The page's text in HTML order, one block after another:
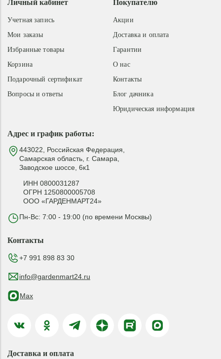
Адрес и график работы:
443022, Российская Федерация,
Самарская область, г. Самара,
Заводское шоссе, 6к1
ИНН 0800031287
ОГРН 1250800005708
ООО «ГАРДЕНМАРТ24»
Пн-Вс: 7:00 - 19:00 (по времени Москвы)
Покупателю
Акции
Доставка и оплата
Гарантии
О нас
Контакты
Блог дачника
Юридическая информация
Личный кабинет
Учетная запись
Мои заказы
Избранные товары
Корзина
Подарочный сертификат
Вопросы и ответы
Контакты
+7 991 898 83 30
info@gardenmart24.ru
Max
Доставка и оплата